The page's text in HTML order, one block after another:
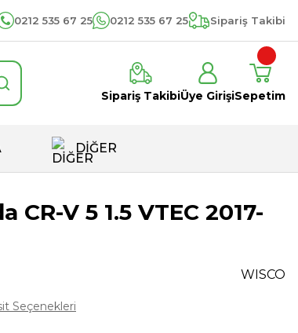
0212 535 67 25 0212 535 67 25 Sipariş Takibi
Sipariş TakibiÜye GirişiSepetim
DİĞER
V 5 1.5 VTEC 2017-
WISCO
Seçenekleri